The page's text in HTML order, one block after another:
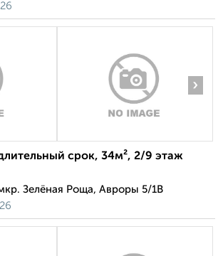
›
срок, 34м², 2/9 этаж
Зелёная Роща, Авроры 5/1В